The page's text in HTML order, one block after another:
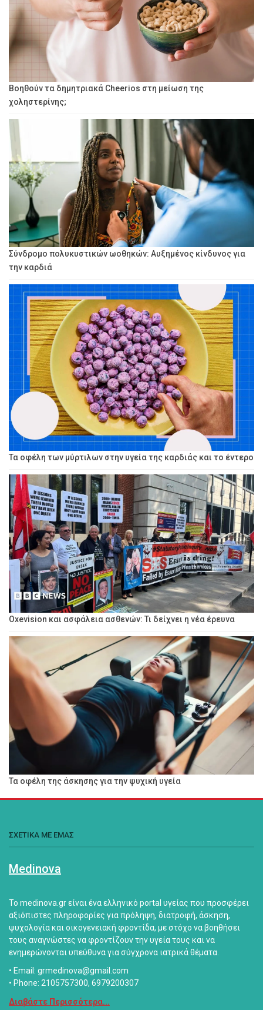
Βοηθούν τα δημητριακά Cheerios στη μείωση της
χοληστερίνης;
Σύνδρομο πολυκυστικών ωοθηκών: Αυξημένος κίνδυνος για
την καρδιά
Τα οφέλη των μύρτιλων στην υγεία της καρδιάς και το έντερο
Oxevision και ασφάλεια ασθενών: Τι δείχνει η νέα έρευνα
Τα οφέλη της άσκησης για την ψυχική υγεία
ΣΧΕΤΙΚΑ ΜΕ ΕΜΑΣ
Medinova
Το medinova.gr είναι ένα ελληνικό portal υγείας που προσφέρει
αξιόπιστες πληροφορίες για πρόληψη, διατροφή, άσκηση,
ψυχολογία και οικογενειακή φροντίδα, με στόχο να βοηθήσει
τους αναγνώστες να φροντίζουν την υγεία τους και να
ενημερώνονται υπεύθυνα για σύγχρονα ιατρικά θέματα.
• Email: grmedinova@gmail.com
• Phone: 2105757300, 6979200307
Διαβάστε Περισσότερα...